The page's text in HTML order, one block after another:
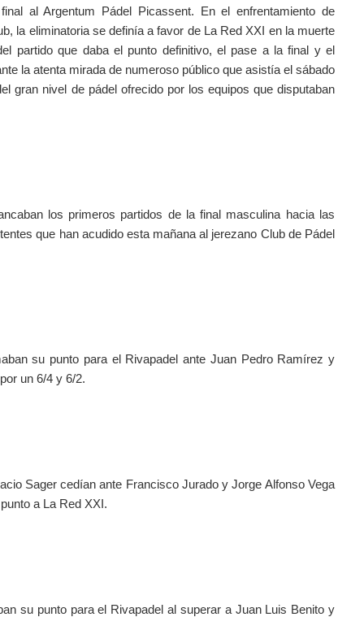
al Argentum Pádel Picassent. En el enfrentamiento de
la eliminatoria se definía a favor de La Red XXI en la muerte
partido que daba el punto definitivo, el pase a la final y el
la atenta mirada de numeroso público que asistía el sábado
gran nivel de pádel ofrecido por los equipos que disputaban
los primeros partidos de la final masculina hacia las
que han acudido esta mañana al jerezano Club de Pádel
su punto para el Rivapadel ante Juan Pedro Ramírez y
un 6/4 y 6/2.
Sager cedían ante Francisco Jurado y Jorge Alfonso Vega
a La Red XXI.
su punto para el Rivapadel al superar a Juan Luis Benito y